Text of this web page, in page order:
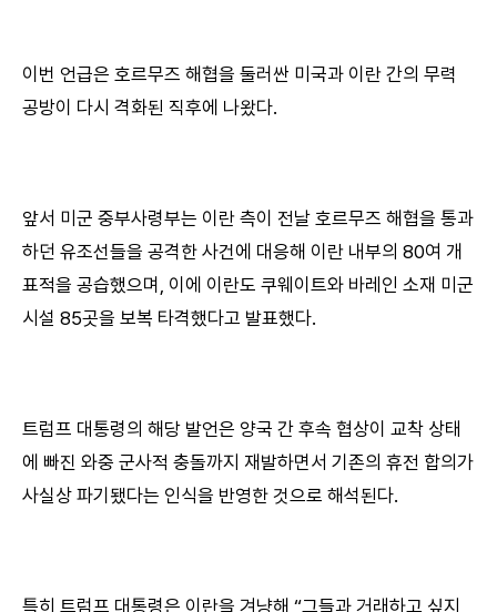
이번 언급은 호르무즈 해협을 둘러싼 미국과 이란 간의 무력
공방이 다시 격화된 직후에 나왔다.
앞서 미군 중부사령부는 이란 측이 전날 호르무즈 해협을 통과
하던 유조선들을 공격한 사건에 대응해 이란 내부의 80여 개
표적을 공습했으며, 이에 이란도 쿠웨이트와 바레인 소재 미군
시설 85곳을 보복 타격했다고 발표했다.
트럼프 대통령의 해당 발언은 양국 간 후속 협상이 교착 상태
에 빠진 와중 군사적 충돌까지 재발하면서 기존의 휴전 합의가
사실상 파기됐다는 인식을 반영한 것으로 해석된다.
특히 트럼프 대통령은 이란을 겨냥해 “그들과 거래하고 싶지